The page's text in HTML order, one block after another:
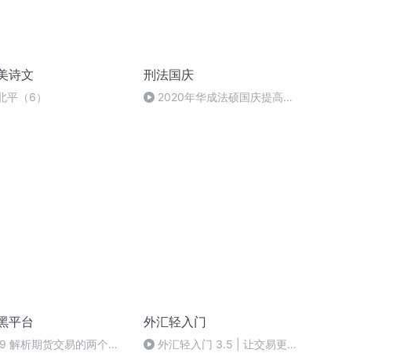
诗文
平（6）
刑法国庆
2020年华成法硕国庆提高班
平台
解析期货交易的两个怪
外汇轻入门
外汇轻入门 3.5 | 让交易更轻